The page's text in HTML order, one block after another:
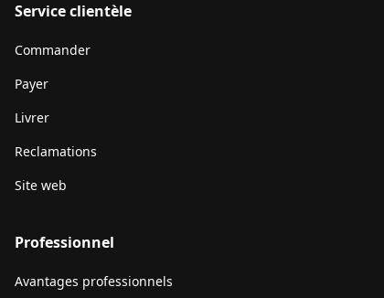
Service clientèle
Commander
Payer
Livrer
Reclamations
Site web
Professionnel
Avantages professionnels